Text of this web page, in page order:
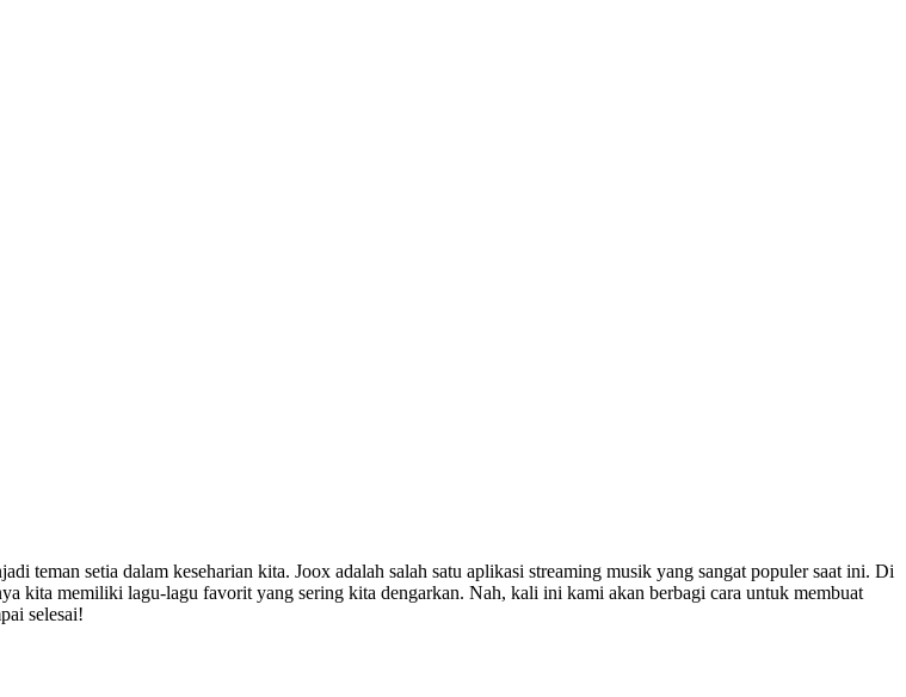
teman setia dalam keseharian kita. Joox adalah salah satu aplikasi streaming musik yang sangat populer saat ini. Di
kita memiliki lagu-lagu favorit yang sering kita dengarkan. Nah, kali ini kami akan berbagi cara untuk membuat
selesai!